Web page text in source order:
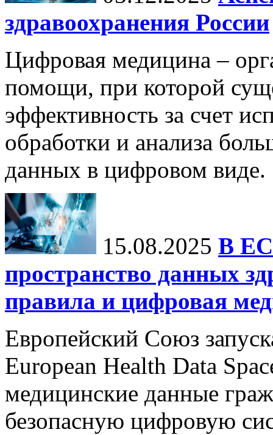
здравоохранения России
Цифровая медицина –
помощи, при которой
эффективность за счет
обработки и анализа
данных в цифровом виде.
15.08.2025 В ЕС
пространство данных
правила и цифровая
Европейский Союз
European Health Data
медицинские данные
безопасную цифровую